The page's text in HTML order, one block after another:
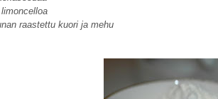
raastettu kuori ja mehu